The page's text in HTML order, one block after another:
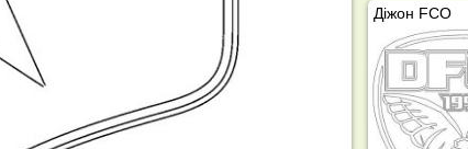
Діжон FCO